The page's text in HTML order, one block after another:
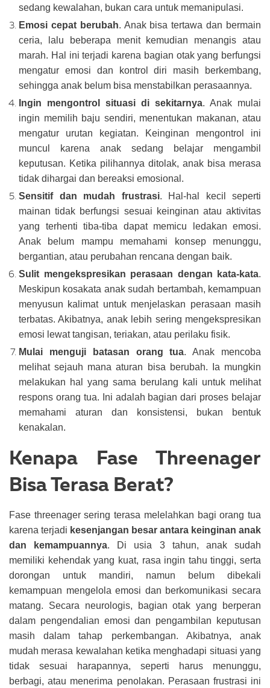
sedang kewalahan, bukan cara untuk memanipulasi.
Emosi cepat berubah. Anak bisa tertawa dan bermain
ceria, lalu beberapa menit kemudian menangis atau
marah. Hal ini terjadi karena bagian otak yang berfungsi
mengatur emosi dan kontrol diri masih berkembang,
sehingga anak belum bisa menstabilkan perasaannya.
Ingin mengontrol situasi di sekitarnya. Anak mulai
ingin memilih baju sendiri, menentukan makanan, atau
mengatur urutan kegiatan. Keinginan mengontrol ini
muncul karena anak sedang belajar mengambil
keputusan. Ketika pilihannya ditolak, anak bisa merasa
tidak dihargai dan bereaksi emosional.
Sensitif dan mudah frustrasi. Hal-hal kecil seperti
mainan tidak berfungsi sesuai keinginan atau aktivitas
yang terhenti tiba-tiba dapat memicu ledakan emosi.
Anak belum mampu memahami konsep menunggu,
bergantian, atau perubahan rencana dengan baik.
Sulit mengekspresikan perasaan dengan kata-kata.
Meskipun kosakata anak sudah bertambah, kemampuan
menyusun kalimat untuk menjelaskan perasaan masih
terbatas. Akibatnya, anak lebih sering mengekspresikan
emosi lewat tangisan, teriakan, atau perilaku fisik.
Mulai menguji batasan orang tua. Anak mencoba
melihat sejauh mana aturan bisa berubah. Ia mungkin
melakukan hal yang sama berulang kali untuk melihat
respons orang tua. Ini adalah bagian dari proses belajar
memahami aturan dan konsistensi, bukan bentuk
kenakalan.
Kenapa Fase Threenager
Bisa Terasa Berat?
Fase threenager sering terasa melelahkan bagi orang tua
karena terjadi kesenjangan besar antara keinginan anak
dan kemampuannya. Di usia 3 tahun, anak sudah
memiliki kehendak yang kuat, rasa ingin tahu tinggi, serta
dorongan untuk mandiri, namun belum dibekali
kemampuan mengelola emosi dan berkomunikasi secara
matang. Secara neurologis, bagian otak yang berperan
dalam pengendalian emosi dan pengambilan keputusan
masih dalam tahap perkembangan. Akibatnya, anak
mudah merasa kewalahan ketika menghadapi situasi yang
tidak sesuai harapannya, seperti harus menunggu,
berbagi, atau menerima penolakan. Perasaan frustrasi ini